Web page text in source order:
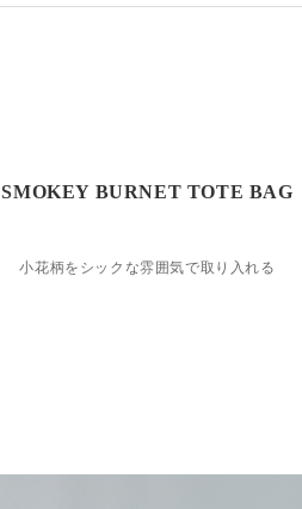
SMOKEY BURNET TOTE BAG
小花柄をシックな雰囲気で取り入れる